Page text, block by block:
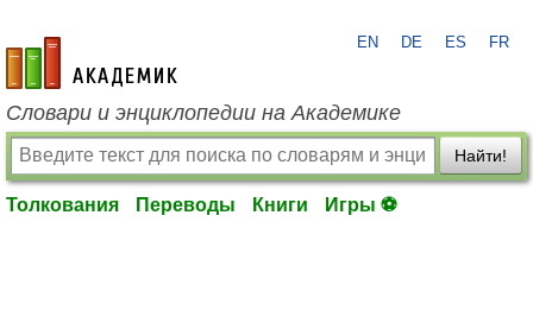
academic.ru
EN DE ES FR
Словари и энциклопедии на Академике
Найти!
Толкования Переводы Книги Игры ⚽